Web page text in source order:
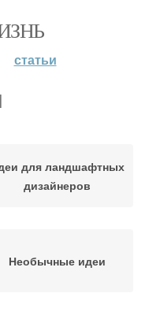
статьи
для ландшафтных
дизайнеров
Необычные идеи